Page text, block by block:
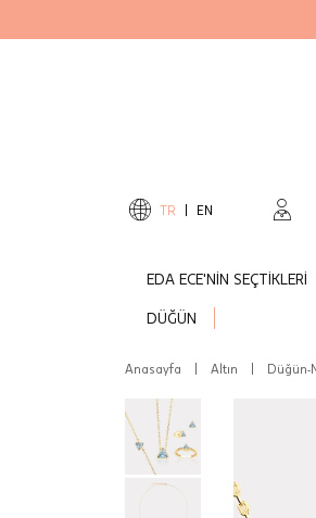
TR EN
EDA ECE'NİN SEÇTİKLERİ
DÜĞÜN
Anasayfa Altın Düğün-